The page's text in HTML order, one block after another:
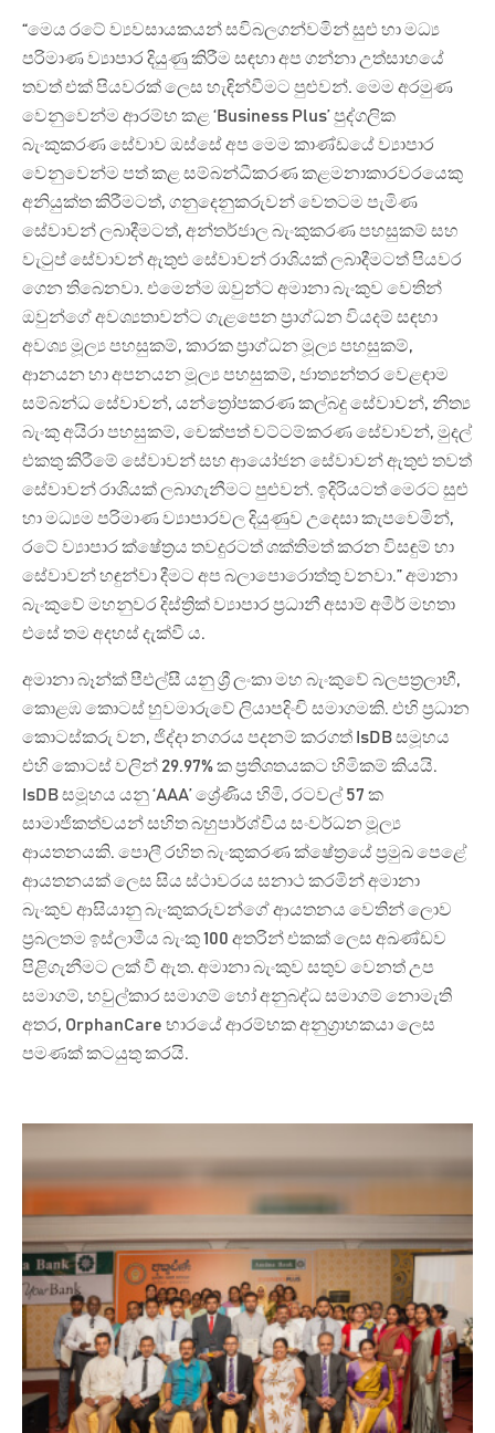
“මෙය රටේ ව්‍යවසායකයන් සවිබලගන්වමින් සුළු හා මධ්‍ය
පරිමාණ ව්‍යාපාර දියුණු කිරීම සඳහා අප ගන්නා උත්සාහයේ
තවත් එක් පියවරක් ලෙස හැඳින්වීමට පුළුවන්. මෙම අරමුණ
වෙනුවෙන්ම ආරම්භ කළ ‘Business Plus’ පුද්ගලික
බැංකුකරණ සේවාව ඔස්සේ අප මෙම කාණ්ඩයේ ව්‍යාපාර
වෙනුවෙන්ම පත් කළ සම්බන්ධීකරණ කළමනාකාරවරයෙකු
අනියුක්ත කිරීමටත්, ගනුදෙනුකරුවන් වෙතටම පැමිණ
සේවාවන් ලබාදීමටත්, අන්තර්ජාල බැංකුකරණ පහසුකම් සහ
වැටුප් සේවාවන් ඇතුළු සේවාවන් රාශියක් ලබාදීමටත් පියවර
ගෙන තිබෙනවා. එමෙන්ම ඔවුන්ට අමානා බැංකුව වෙතින්
ඔවුන්ගේ අවශ්‍යතාවන්ට ගැළපෙන ප්‍රාග්ධන වියදම් සඳහා
අවශ්‍ය මූල්‍ය පහසුකම්, කාරක ප්‍රාග්ධන මූල්‍ය පහසුකම්,
ආනයන හා අපනයන මූල්‍ය පහසුකම්, ජාත්‍යන්තර වෙළඳාම
සම්බන්ධ සේවාවන්, යන්ත්‍රෝපකරණ කල්බදු සේවාවන්, නිත්‍ය
බැංකු අයිරා පහසුකම්, චෙක්පත් වට්ටම්කරණ සේවාවන්, මුදල්
එකතු කිරීමේ සේවාවන් සහ ආයෝජන සේවාවන් ඇතුළු තවත්
සේවාවන් රාශියක් ලබාගැනීමට පුළුවන්. ඉදිරියටත් මෙරට සුළු
හා මධ්‍යම පරිමාණ ව්‍යාපාරවල දියුණුව උදෙසා කැපවෙමින්,
රටේ ව්‍යාපාර ක්ෂේත්‍රය තවදුරටත් ශක්තිමත් කරන විසඳුම් හා
සේවාවන් හඳුන්වා දීමට අප බලාපොරොත්තු වනවා.” අමානා
බැංකුවේ මහනුවර දිස්ත්‍රික් ව්‍යාපාර ප්‍රධානී අසාම් අමීර් මහතා
එසේ තම අදහස් දැක්වී ය.
අමානා බෑන්ක් පීඑල්සී යනු ශ්‍රී ලංකා මහ බැංකුවේ බලපත්‍රලාභී,
කොළඹ කොටස් හුවමාරුවේ ලියාපදිංචි සමාගමකි. එහි ප්‍රධාන
කොටස්කරු වන, ජිද්දා නගරය පදනම් කරගත් IsDB සමූහය
එහි කොටස් වලින් 29.97% ක ප්‍රතිශතයකට හිමිකම් කියයි.
IsDB සමූහය යනු ‘AAA’ ශ්‍රේණිය හිමි, රටවල් 57 ක
සාමාජිකත්වයන් සහිත බහුපාර්ශ්වීය සංවර්ධන මූල්‍ය
ආයතනයකි. පොලී රහිත බැංකුකරණ ක්ෂේත්‍රයේ ප්‍රමුඛ පෙළේ
ආයතනයක් ලෙස සිය ස්ථාවරය සනාථ කරමින් අමානා
බැංකුව ආසියානු බැංකුකරුවන්ගේ ආයතනය වෙතින් ලොව
ප්‍රබලතම ඉස්ලාමීය බැංකු 100 අතරින් එකක් ලෙස අඛණ්ඩව
පිළිගැනීමට ලක් වී ඇත. අමානා බැංකුව සතුව වෙනත් උප
සමාගම්, හවුල්කාර සමාගම් හෝ අනුබද්ධ සමාගම් නොමැති
අතර, OrphanCare භාරයේ ආරම්භක අනුග්‍රාහකයා ලෙස
පමණක් කටයුතු කරයි.